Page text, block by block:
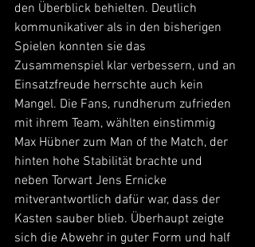
den Überblick behielten. Deutlich
kommunikativer als in den bisherigen
Spielen konnten sie das
Zusammenspiel klar verbessern, und an
Einsatzfreude herrschte auch kein
Mangel. Die Fans, rundherum zufrieden
mit ihrem Team, wählten einstimmig
Max Hübner zum Man of the Match, der
hinten hohe Stabilität brachte und
neben Torwart Jens Ernicke
mitverantwortlich dafür war, dass der
Kasten sauber blieb. Überhaupt zeigte
sich die Abwehr in guter Form und half